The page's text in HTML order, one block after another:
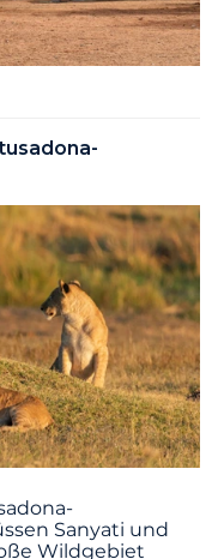
Sanyati und
Wildgebiet